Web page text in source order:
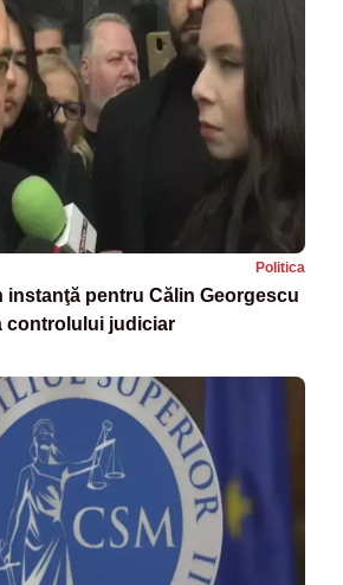
Politica
instanţă pentru Călin Georgescu
controlului judiciar